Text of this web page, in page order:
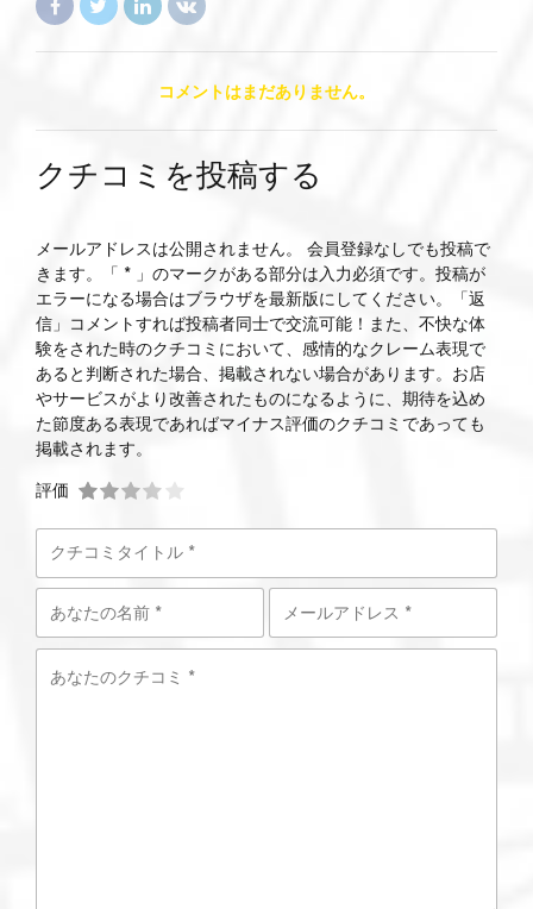
コメントはまだありません。
クチコミを投稿する
メールアドレスは公開されません。 会員登録なしでも投稿で
きます。「 * 」のマークがある部分は入力必須です。投稿が
エラーになる場合はブラウザを最新版にしてください。「返
信」コメントすれば投稿者同士で交流可能！また、不快な体
験をされた時のクチコミにおいて、感情的なクレーム表現で
あると判断された場合、掲載されない場合があります。お店
やサービスがより改善されたものになるように、期待を込め
た節度ある表現であればマイナス評価のクチコミであっても
掲載されます。
評価